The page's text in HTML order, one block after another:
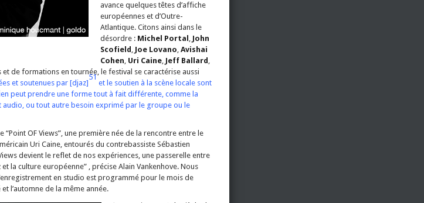
avance quelques têtes d’affiche
européennes et d’Outre-
Atlantique. Citons ainsi dans le
désordre : Michel Portal , John
Scofield , Joe Lovano, Avishai
Cohen, Uri Caine, Jeff Ballard ,
et de formations en tournée, le festival se caractérise aussi
et soutenues par [djaz]
51
et le soutien à la scène locale sont
peut prendre une forme tout à fait différente, comme la
audio, ou tout autre besoin exprimé par le groupe ou le
OF Views”, une première née de la rencontre entre le
Uri Caine, entourés du contrebassiste Sébastien
devient le reflet de nos expériences, une passerelle entre
la culture européenne” , précise Alain Vankenhove. Nous
en studio est programmé pour le mois de
l’automne de la même année.